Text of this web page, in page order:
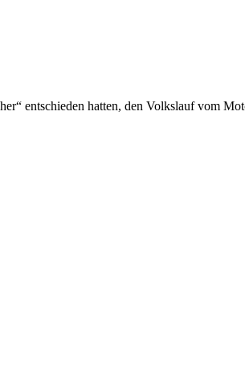
entschieden hatten, den Volkslauf vom